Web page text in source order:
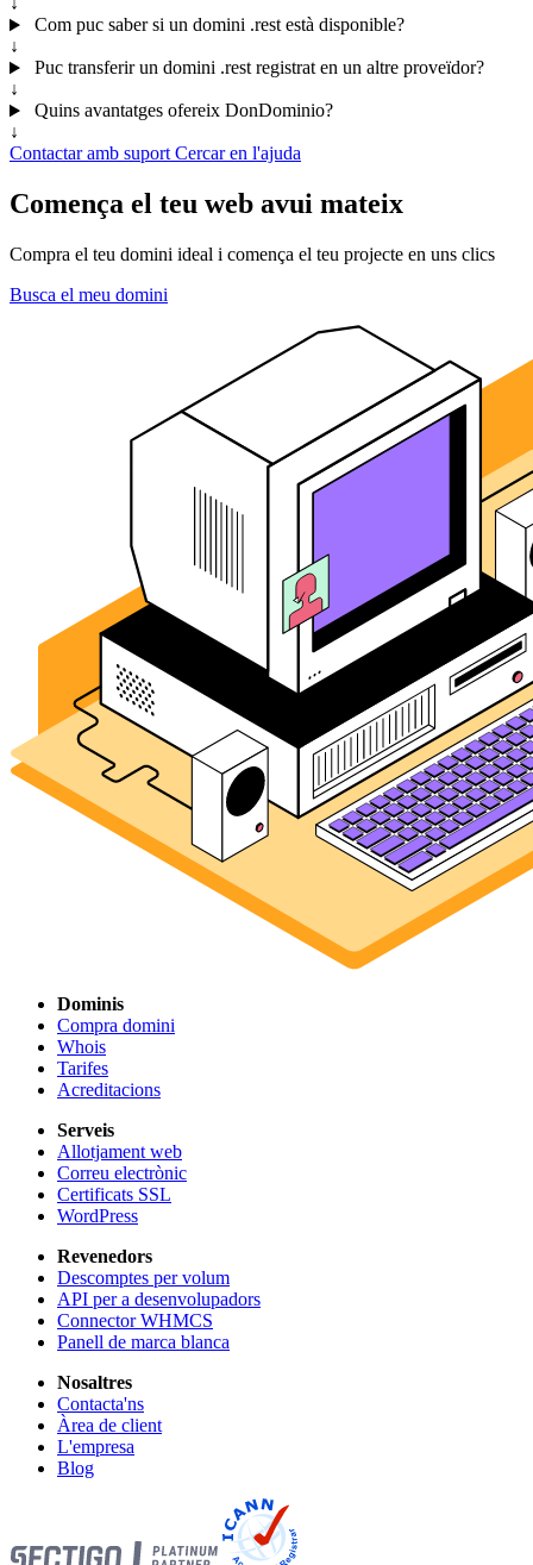
Com puc saber si un domini .rest està disponible?
↓
Puc transferir un domini .rest registrat en un altre proveïdor?
↓
Quins avantatges ofereix DonDominio?
↓
Contactar amb suport Cercar en l'ajuda
Comença el teu web avui mateix
Compra el teu domini ideal i comença el teu projecte en uns clics
Busca el meu domini
Dominis
Compra domini
Whois
Tarifes
Acreditacions
Serveis
Allotjament web
Correu electrònic
Certificats SSL
WordPress
Revenedors
Descomptes per volum
API per a desenvolupadors
Connector WHMCS
Panell de marca blanca
Nosaltres
Contacta'ns
Àrea de client
L'empresa
Blog